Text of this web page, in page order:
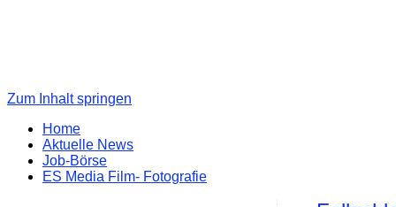
Zum Inhalt springen
Home
Aktuelle News
Job-Börse
ES Media Film- Fotografie